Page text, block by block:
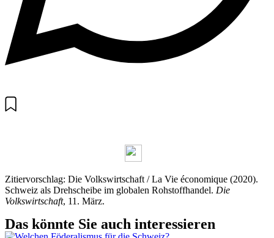
Zitiervorschlag: Die Volkswirtschaft / La Vie économique (2020).
Schweiz als Drehscheibe im globalen Rohstoffhandel. Die
Volkswirtschaft, 11. März.
Das könnte Sie auch interessieren